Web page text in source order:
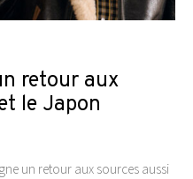
retour aux
le Japon
un retour aux sources aussi